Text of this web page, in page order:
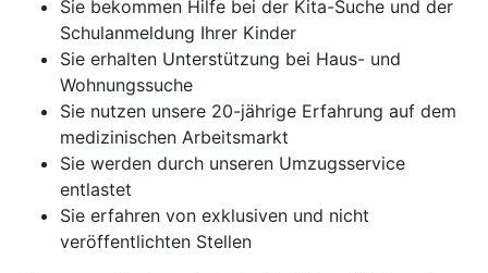
Sie bekommen Hilfe bei der Kita-Suche und der
Schulanmeldung Ihrer Kinder
Sie erhalten Unterstützung bei Haus- und
Wohnungssuche
Sie nutzen unsere 20-jährige Erfahrung auf dem
medizinischen Arbeitsmarkt
Sie werden durch unseren Umzugsservice
entlastet
Sie erfahren von exklusiven und nicht
veröffentlichten Stellen